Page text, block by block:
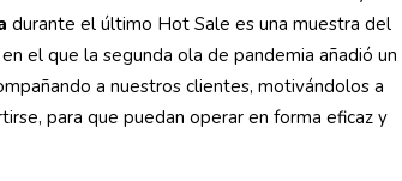
durante el último Hot Sale es una muestra del
el que la segunda ola de pandemia añadió un
a nuestros clientes, motivándolos a
para que puedan operar en forma eficaz y